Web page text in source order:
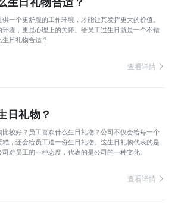
一个更舒服的工作环境，才能让其发挥更大的价值。
境，更是心理上的关怀。给员工过生日就是一个不错
日礼物合适？
查看详情
日礼物？
较好？员工喜欢什么生日礼物？公司不仅会给每一个
，还会给员工送一份生日礼物。这生日礼物代表的是
对员工的一种态度，代表的是公司的一种文化。
查看详情